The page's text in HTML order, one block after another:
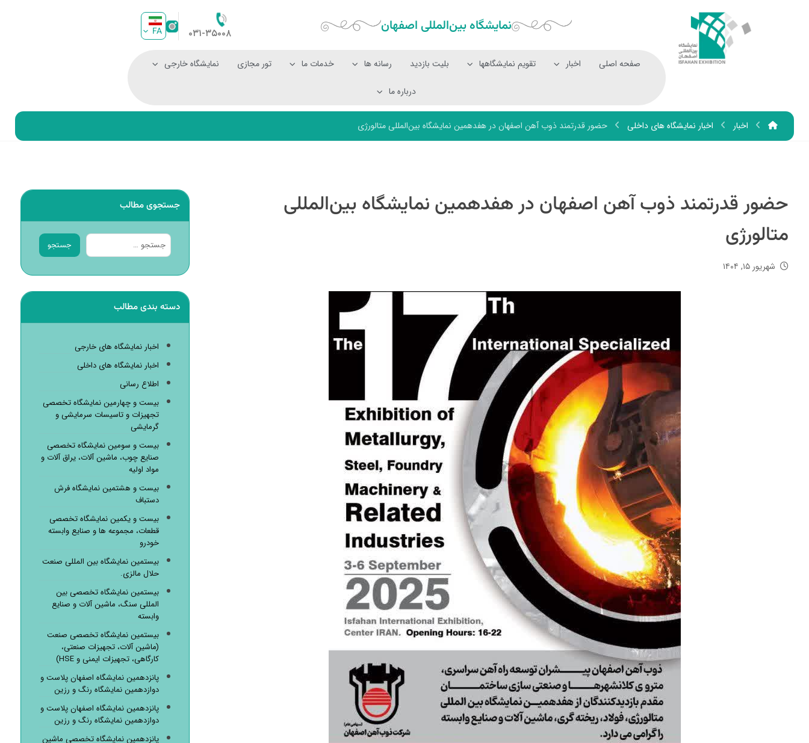
نمایشگاه بین‌المللی‌ اصفهان ۰۳۱-۳۵۰۰۸ FA
صفحه اصلی اخبار تقویم نمایشگاهها بلیت بازدید رسانه ها خدمات ما تور مجازی نمایشگاه خارجی
درباره ما
اخبار اخبار نمایشگاه های داخلی حضور قدرتمند ذوب‌ آهن اصفهان در هفدهمین نمایشگاه بین‌المللی متالورژی
حضور قدرتمند ذوب‌ آهن اصفهان در هفدهمین نمایشگاه بین‌المللی
متالورژی
شهریور ۱۵, ۱۴۰۴
جستجوی مطالب
جستجو
دسته بندی مطالب
اخبار نمایشگاه های خارجی
اخبار نمایشگاه های داخلی
اطلاع رسانی
بیست و چهارمین نمایشگاه تخصصی
تجهیزات و تاسیسات سرمایشی و
گرمایشی
بیست و سومین نمایشگاه تخصصی
صنایع چوب، ماشین آلات، یراق آلات و
مواد اولیه
بیست و هشتمین نمایشگاه فرش
دستباف
بیست و یکمین نمایشگاه تخصصی
قطعات، مجموعه ها و صنایع وابسته
خودرو
بیستمین نمایشگاه بین المللی صنعت
حلال مالزی.
بیستمین نمایشگاه تخصصی بین
المللی سنگ، ماشین آلات و صنایع
وابسته
بیستمین نمایشگاه تخصصی صنعت
(ماشین آلات، تجهیزات صنعتی،
کارگاهی، تجهیزات ایمنی و HSE)
پانزدهمین نمایشگاه اصفهان پلاست و
دوازدهمین نمایشگاه رنگ و رزین
پانزدهمین نمایشگاه اصفهان پلاست و
دوازدهمین نمایشگاه رنگ و رزین
پانزدهمین نمایشگاه تخصصی ماشین